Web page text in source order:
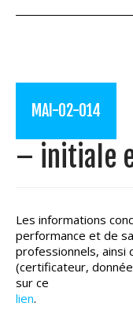
MAI-02-014
– initiale
Les informations
performance et de
professionnels, ainsi
(certificateur,
sur ce
lien.